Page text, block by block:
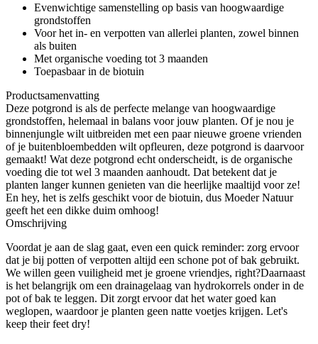
Evenwichtige samenstelling op basis van hoogwaardige
grondstoffen
Voor het in- en verpotten van allerlei planten, zowel binnen
als buiten
Met organische voeding tot 3 maanden
Toepasbaar in de biotuin
Productsamenvatting
Deze potgrond is als de perfecte melange van hoogwaardige
grondstoffen, helemaal in balans voor jouw planten. Of je nou je
binnenjungle wilt uitbreiden met een paar nieuwe groene vrienden
of je buitenbloembedden wilt opfleuren, deze potgrond is daarvoor
gemaakt! Wat deze potgrond echt onderscheidt, is de organische
voeding die tot wel 3 maanden aanhoudt. Dat betekent dat je
planten langer kunnen genieten van die heerlijke maaltijd voor ze!
En hey, het is zelfs geschikt voor de biotuin, dus Moeder Natuur
geeft het een dikke duim omhoog!
Omschrijving
Voordat je aan de slag gaat, even een quick reminder: zorg ervoor
dat je bij potten of verpotten altijd een schone pot of bak gebruikt.
We willen geen vuiligheid met je groene vriendjes, right?Daarnaast
is het belangrijk om een drainagelaag van hydrokorrels onder in de
pot of bak te leggen. Dit zorgt ervoor dat het water goed kan
weglopen, waardoor je planten geen natte voetjes krijgen. Let's
keep their feet dry!